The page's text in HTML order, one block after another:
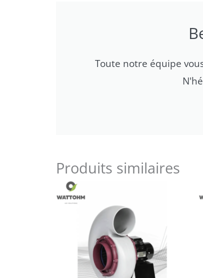
Toute notre équipe
Produits similaires